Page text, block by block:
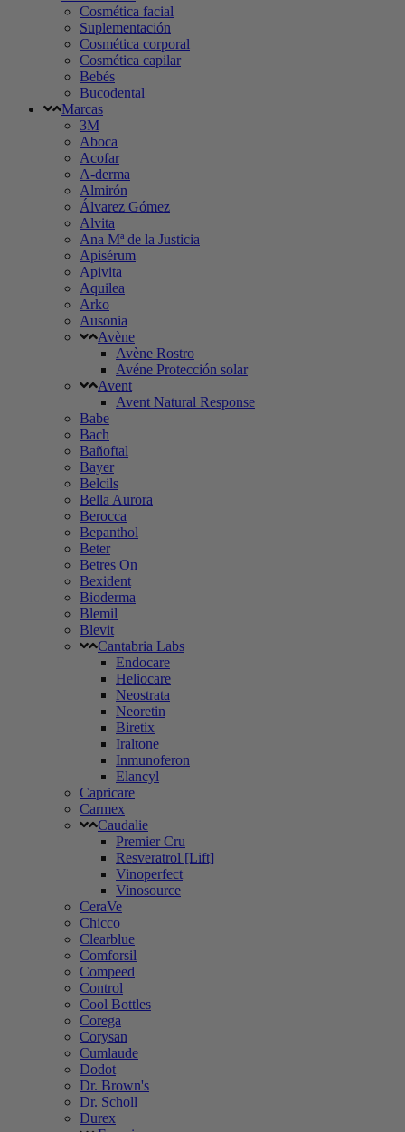
Cosmética facial
Suplementación
Cosmética corporal
Cosmética capilar
Bebés
Bucodental
Marcas
3M
Aboca
Acofar
A-derma
Almirón
Álvarez Gómez
Alvita
Ana Mª de la Justicia
Apisérum
Apivita
Aquilea
Arko
Ausonia
Avène
Avène Rostro
Avéne Protección solar
Avent
Avent Natural Response
Babe
Bach
Bañoftal
Bayer
Belcils
Bella Aurora
Berocca
Bepanthol
Beter
Betres On
Bexident
Bioderma
Blemil
Blevit
Cantabria Labs
Endocare
Heliocare
Neostrata
Neoretin
Biretix
Iraltone
Inmunoferon
Elancyl
Capricare
Carmex
Caudalie
Premier Cru
Resveratrol [Lift]
Vinoperfect
Vinosource
CeraVe
Chicco
Clearblue
Comforsil
Compeed
Control
Cool Bottles
Corega
Corysan
Cumlaude
Dodot
Dr. Brown's
Dr. Scholl
Durex